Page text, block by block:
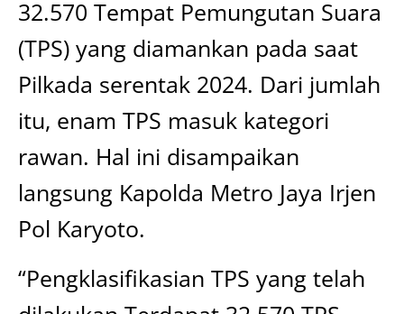
32.570 Tempat Pemungutan Suara
(TPS) yang diamankan pada saat
Pilkada serentak 2024. Dari jumlah
itu, enam TPS masuk kategori
rawan. Hal ini disampaikan
langsung Kapolda Metro Jaya Irjen
Pol Karyoto.
“Pengklasifikasian TPS yang telah